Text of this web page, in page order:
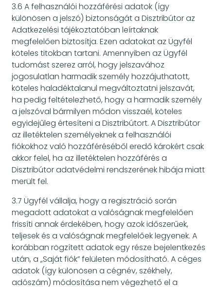
3.6 A felhasználói hozzáférési adatok (így
különösen a jelszó) biztonságát a Disztribútor az
Adatkezelési tájékoztatóban leírtaknak
megfelelően biztosítja. Ezen adatokat az Ügyfél
köteles titokban tartani. Amennyiben az Ügyfél
tudomást szerez arról, hogy jelszavához
jogosulatlan harmadik személy hozzájuthatott,
köteles haladéktalanul megváltoztatni jelszavát,
ha pedig feltételezhető, hogy a harmadik személy
a jelszóval bármilyen módon visszaél, köteles
egyidejűleg értesíteni a Disztribútort. A Disztribútor
az illetéktelen személyeknek a felhasználói
fiókokhoz való hozzáféréséből eredő károkért csak
akkor felel, ha az illetéktelen hozzáférés a
Disztribútor adatvédelmi rendszerének hibája miatt
merült fel.
3.7 Ügyfél vállalja, hogy a regisztráció során
megadott adatokat a valóságnak megfelelően
frissíti annak érdekében, hogy azok időszerűek,
teljesek és a valóságnak megfelelőek legyenek. A
korábban rögzített adatok egy része bejelentkezés
után, a „Saját fiók” felületen módosítható. A céges
adatok (így különösen a cégnév, székhely,
adószám) módosítása nem végezhető el a